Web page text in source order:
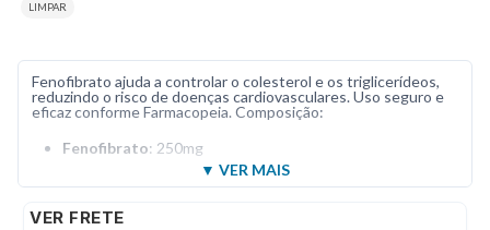
LIMPAR
Fenofibrato ajuda a controlar o colesterol e os triglicerídeos,
reduzindo o risco de doenças cardiovasculares. Uso seguro e
eficaz conforme Farmacopeia. Composição:
Fenofibrato: 250mg
VER FRETE